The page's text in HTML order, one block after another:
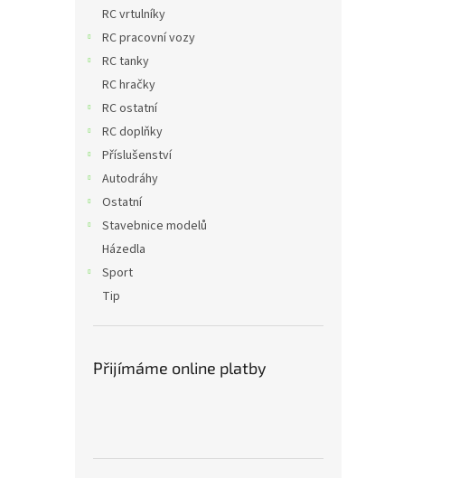
RC vrtulníky
RC pracovní vozy
RC tanky
RC hračky
RC ostatní
RC doplňky
Příslušenství
Autodráhy
Ostatní
Stavebnice modelů
Házedla
Sport
Tip
Přijímáme online platby